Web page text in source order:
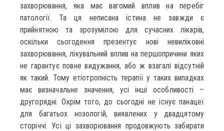
захворювання, яка має вагомий вплив на перебіг
патології. Та ця неписана істина не завжди є
прийнятною та зрозумілою для сучасних лікарів,
оскільки сьогодення презентує нові невиліковні
захворювання, лікувальний вплив на першопричини яких
не гарантує повне видужання, або ж взагалі відсутній
як такий. Тому етіотропність терапії у таких випадках
має визначальне значення, усі інші особливості –
другорядні. Окрім того, до сьогодні не існує панацеї
для багатьох нозологій, виявлених у двадцятому
сторіччі. Усі ці захворювання продовжують забирати